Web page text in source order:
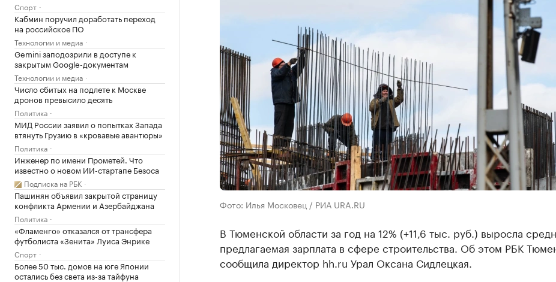
Спорт
Кабмин поручил доработать переход
на российское ПО
Технологии и медиа
Gemini заподозрили в доступе к
закрытым Google-документам
Технологии и медиа
Число сбитых на подлете к Москве
дронов превысило десять
Политика
МИД России заявил о попытках Запада
втянуть Грузию в «кровавые авантюры»
Политика
Инженер по имени Прометей. Что
известно о новом ИИ-стартапе Безоса
Подписка на РБК
Пашинян объявил закрытой страницу
конфликта Армении и Азербайджана
Политика
«Фламенго» отказался от трансфера
футболиста «Зенита» Луиса Энрике
Спорт
Более 50 тыс. домов на юге Японии
остались без света из-за тайфуна
Фото: Илья Московец / РИА URA.RU
В Тюменской области за год на 12% (+11,6 тыс. руб.) выросла
предлагаемая зарплата в сфере строительства. Об этом РБК
сообщила директор hh.ru Урал Оксана Сидлецкая.